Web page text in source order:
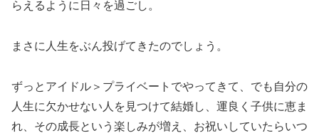
らえるように日々を過ごし。
まさに人生をぶん投げてきたのでしょう。
ずっとアイドル＞プライベートでやってきて、でも自分の
人生に欠かせない人を見つけて結婚し、運良く子供に恵ま
れ、その成長という楽しみが増え、お祝いしていたらいつ